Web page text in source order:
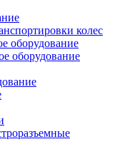
колес
оборудование
оборудование